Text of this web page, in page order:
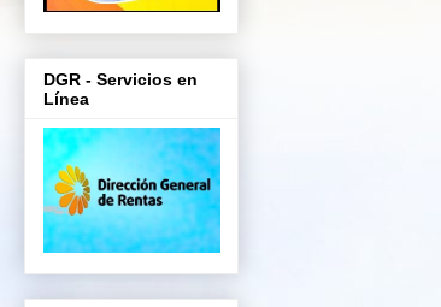
DGR - Servicios en
Línea